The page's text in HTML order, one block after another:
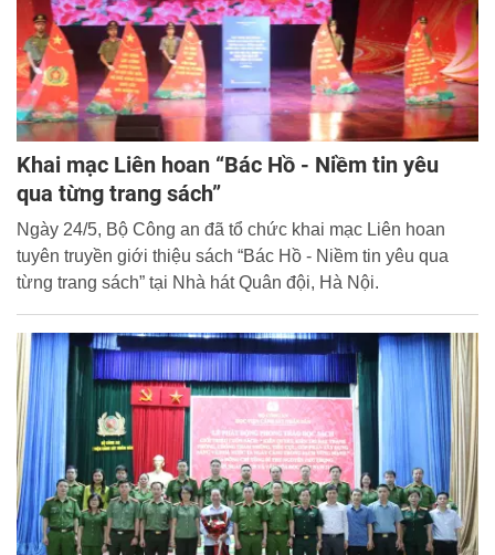
Khai mạc Liên hoan “Bác Hồ - Niềm tin yêu
qua từng trang sách”
Ngày 24/5, Bộ Công an đã tổ chức khai mạc Liên hoan
tuyên truyền giới thiệu sách “Bác Hồ - Niềm tin yêu qua
từng trang sách” tại Nhà hát Quân đội, Hà Nội.